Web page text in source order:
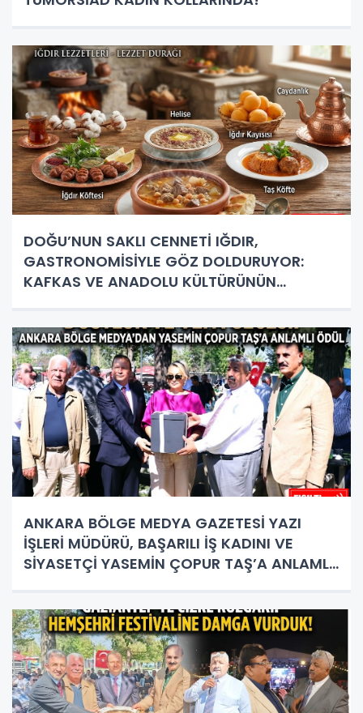
DOĞU’NUN SAKLI CENNETİ IĞDIR,
GASTRONOMİSİYLE GÖZ DOLDURUYOR:
KAFKAS VE ANADOLU KÜLTÜRÜNÜN
ANKARA BÖLGE MEDYA GAZETESİ YAZI
İŞLERİ MÜDÜRÜ, BAŞARILI İŞ KADINI VE
SİYASETÇİ YASEMİN ÇOPUR TAŞ’A ANLAMLI